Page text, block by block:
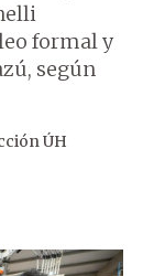
formal y
según
ÚH